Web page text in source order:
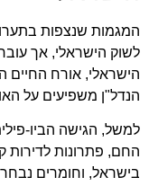
המגמות שנצפות
לשוק הישראלי, אך
הישראלי, אורח החיים
הנדל"ן משפיעים על
למשל, הגישה הביו-
החם, פתרונות לדירות
בישראל, וחומרים